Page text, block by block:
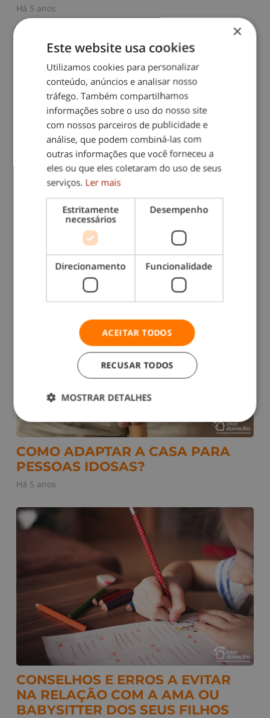
Há 5 anos
NOVA ABERTURA:
INTERDOMICILIO COIMBRA
Há 5 anos
COMO ADAPTAR A CASA PARA
PESSOAS IDOSAS?
Há 5 anos
CONSELHOS E ERROS A EVITAR
NA RELAÇÃO COM A AMA OU
BABYSITTER DOS SEUS FILHOS
×
Este website usa cookies
Utilizamos cookies para personalizar
conteúdo, anúncios e analisar nosso
tráfego. Também compartilhamos
informações sobre o uso do nosso site
com nossos parceiros de publicidade e
análise, que podem combiná-las com
outras informações que você forneceu a
eles ou que eles coletaram do uso de seus
serviços. Ler mais
Estritamente
necessários
Desempenho
Direcionamento Funcionalidade
ACEITAR TODOS
RECUSAR TODOS
MOSTRAR DETALHES